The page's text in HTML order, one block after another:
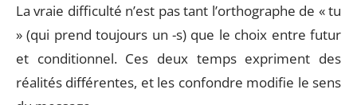
La vraie difficulté n’est pas tant l’orthographe de « tu
» (qui prend toujours un -s) que le choix entre futur
et conditionnel. Ces deux temps expriment des
réalités différentes, et les confondre modifie le sens